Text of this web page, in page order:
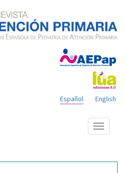
English
Español
Mostrar
menú